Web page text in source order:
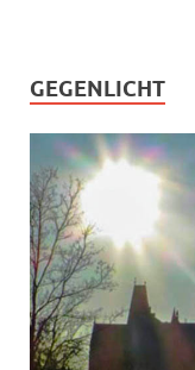
GEGENLICHT